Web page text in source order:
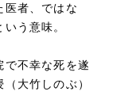
医者、ではな
う意味。
で不幸な死を遂
大竹しのぶ）